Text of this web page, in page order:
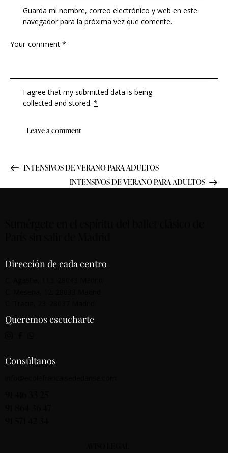
Guarda mi nombre, correo electrónico y web en este
navegador para la próxima vez que comente.
I agree that my submitted data is being
collected and stored.*
INTENSIVOS DE VERANO PARA ADULTOS
INTENSIVOS DE VERANO PARA ADULTOS
Dirección de cada centro
Queremos escucharte
Consúltanos